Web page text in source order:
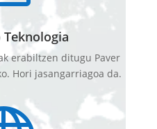
erabiltzen ditugu Paver
Hori jasangarriagoa da.